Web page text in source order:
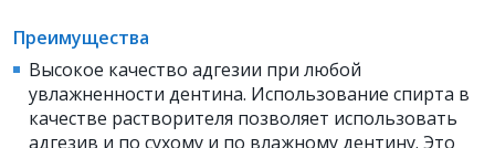
Преимущества
Высокое качество адгезии при любой
увлажненности дентина. Использование спирта в
качестве растворителя позволяет использовать
адгезив и по сухому и по влажному дентину. Это